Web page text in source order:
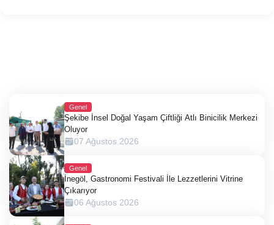
Genel
Şekibe İnsel Doğal Yaşam Çiftliği Atlı Binicilik Merkezi
Oluyor
07 Ağustos 2026
Genel
İnegöl, Gastronomi Festivali İle Lezzetlerini Vitrine
Çıkarıyor
06 Ağustos 2026